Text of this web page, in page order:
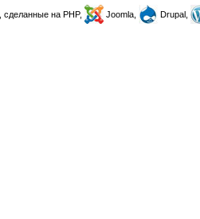
, сделанные на PHP, Joomla, Drupal,